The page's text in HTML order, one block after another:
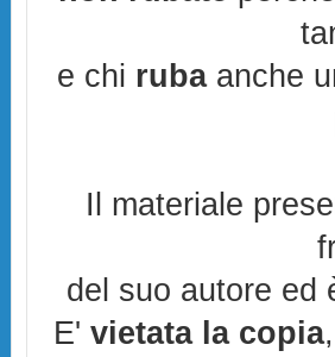
e chi rubaanche
Il materiale
del suo autore
E'vietata la copia